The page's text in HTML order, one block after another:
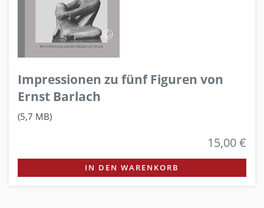
Impressionen zu fünf Figuren von
Ernst Barlach
(5,7 MB)
15,00 €
IN DEN WARENKORB